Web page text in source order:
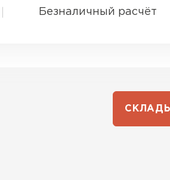
Безналичный расчёт
СКЛАДЫ